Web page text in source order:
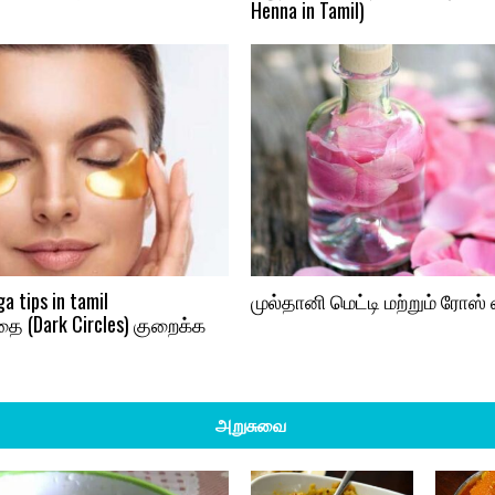
தா
ணி
யி
ன்
தீ
மை
க
S
i
d
e
E
t
o
Henna in Tamil)
tips in tamil
Circles) குறைக்க
ல்
ட்
டி
ம
ற்
முல்தானி மெட்டி மற்றும் ரோஸ்
அறுசுவை